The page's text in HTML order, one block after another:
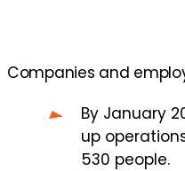
Companies and
By January
up
530 people.